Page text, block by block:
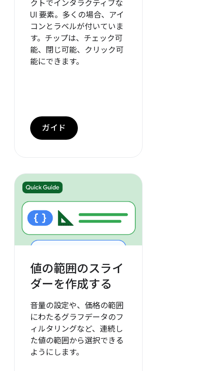
クトでインタラクティブな
UI 要素。多くの場合、アイ
コンとラベルが付いていま
す。チップは、チェック可
能、閉じ可能、クリック可
能にできます。
ガイド
値の範囲のスライ
ダーを作成する
音量の設定や、価格の範囲
にわたるグラフデータのフ
ィルタリングなど、連続し
た値の範囲から選択できる
ようにします。